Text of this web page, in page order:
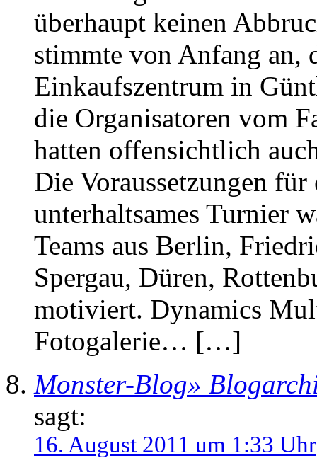
überhaupt keinen
stimmte von Anfang an,
Einkaufszentrum in
die Organisatoren vom
hatten offensichtlich
Die Voraussetzungen
unterhaltsames Turnier
Teams aus Berlin,
Spergau, Düren,
motiviert. Dynamics
Fotogalerie… […]
Monster-Blog»
sagt:
16. August 2011 um 1:33 Uhr